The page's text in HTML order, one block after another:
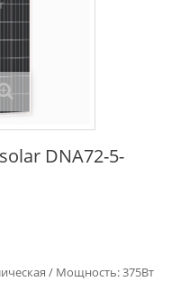
DNA72-5-
/ Мощность: 375Вт